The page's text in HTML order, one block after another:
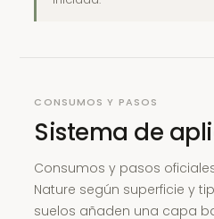
CONSUMOS Y PASOS
Sistema de
Consumos y pasos
Nature según superficie y
suelos añaden una capa